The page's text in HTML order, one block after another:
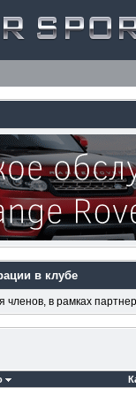
в клубе
членов, в рамках